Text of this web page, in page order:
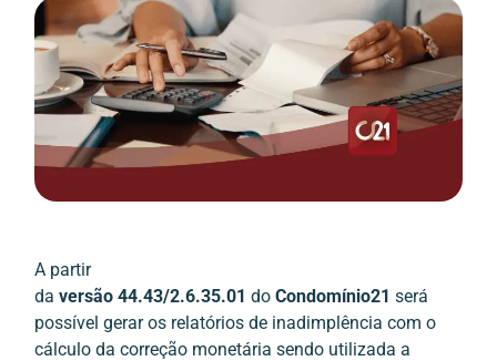
A partir
da versão 44.43/2.6.35.01 do Condomínio21 será
possível gerar os relatórios de inadimplência com o
cálculo da correção monetária sendo utilizada a